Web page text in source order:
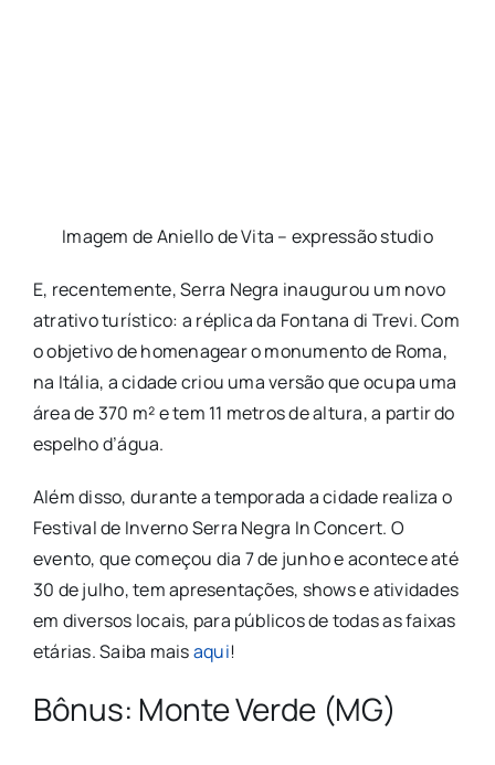
Imagem de Aniello de Vita – expressão studio
E, recentemente, Serra Negra inaugurou um novo
atrativo turístico: a réplica da Fontana di Trevi. Com
o objetivo de homenagear o monumento de Roma,
na Itália, a cidade criou uma versão que ocupa uma
área de 370 m² e tem 11 metros de altura, a partir do
espelho d’água.
Além disso, durante a temporada a cidade realiza o
Festival de Inverno Serra Negra In Concert. O
evento, que começou dia 7 de junho e acontece até
30 de julho, tem apresentações, shows e atividades
em diversos locais, para públicos de todas as faixas
etárias. Saiba maisaqui!
Bônus: Monte Verde (MG)